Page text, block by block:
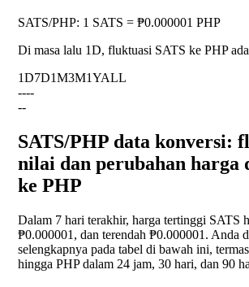
SATS/PHP: 1 SATS = ₱0.000001 PHP
Di masa lalu 1D, fluktuasi SATS ke PHP
1D7D1M3M1YALL
----
--
SATS/PHP data konversi:
nilai dan perubahan harga
ke PHP
Dalam 7 hari terakhir, harga tertinggi SATS
₱0.000001, dan terendah ₱0.000001. Anda
selengkapnya pada tabel di bawah ini,
hingga PHP dalam 24 jam, 30 hari, dan 90